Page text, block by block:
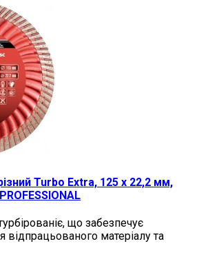
Turbo Extra, 125 х 22,2 мм,
що забезпечує
матеріалу та